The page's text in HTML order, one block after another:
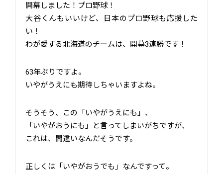
開幕しました！プロ野球！
大谷くんもいいけど、日本のプロ野球も応援した
い！
わが愛する北海道のチームは、開幕3連勝です！
63年ぶりですよ。
いやがうえにも期待しちゃいますよね。
そうそう、この「いやがうえにも」、
「いやがおうにも」と言ってしまいがちですが、
これは、間違いなんだそうです。
正しくは「いやがおうでも」なんですって。